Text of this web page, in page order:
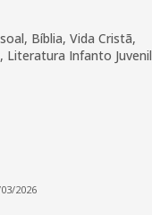
Bíblia, Vida Cristã,
Literatura Infanto Juvenil
2026